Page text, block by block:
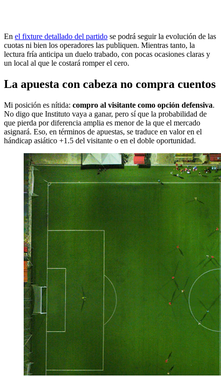
En el fixture detallado del partido se podrá seguir la evolución de las
cuotas ni bien los operadores las publiquen. Mientras tanto, la
lectura fría anticipa un duelo trabado, con pocas ocasiones claras y
un local al que le costará romper el cero.
La apuesta con cabeza no compra cuentos
Mi posición es nítida: compro al visitante como opción defensiva.
No digo que Instituto vaya a ganar, pero sí que la probabilidad de
que pierda por diferencia amplia es menor de la que el mercado
asignará. Eso, en términos de apuestas, se traduce en valor en el
hándicap asiático +1.5 del visitante o en el doble oportunidad.